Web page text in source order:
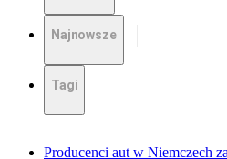
Najnowsze
Tagi
Producenci aut w Niemczech